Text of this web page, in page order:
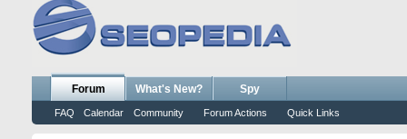
Forum
FAQ Calendar Community Forum Actions Quick Links
What's New? Spy